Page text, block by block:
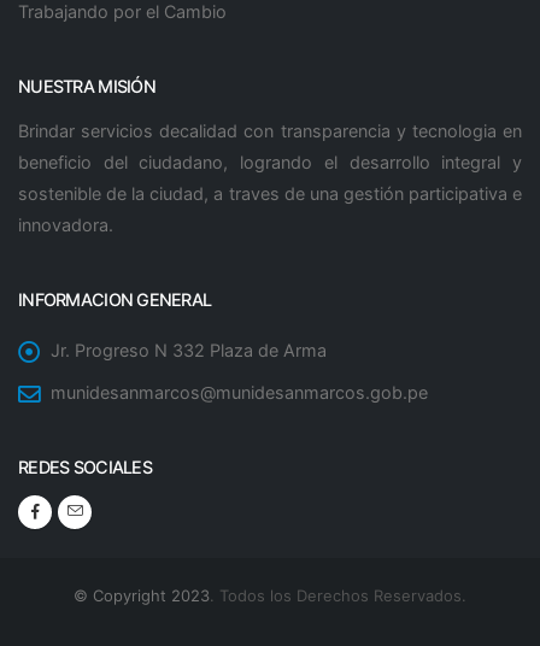
Trabajando por el Cambio
NUESTRA MISIÓN
Brindar servicios decalidad con transparencia y tecnologia en
beneficio del ciudadano, logrando el desarrollo integral y
sostenible de la ciudad, a traves de una gestión participativa e
innovadora.
INFORMACION GENERAL
Jr. Progreso N 332 Plaza de Arma
munidesanmarcos@munidesanmarcos.gob.pe
REDES SOCIALES
© Copyright 2023 . Todos los Derechos Reservados.